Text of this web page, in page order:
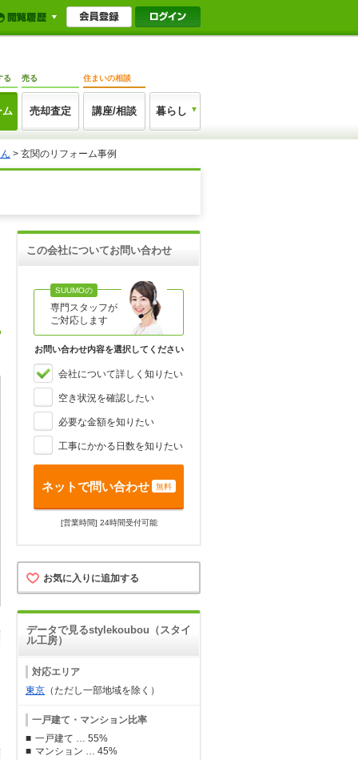
る
ム
売る
売却査定
住まいの相談
講座/相談 暮らし
> 玄関のリフォーム事例
この会社についてお問い合わせ
SUUMOの
専門スタッフが
ご対応します
お問い合わせ内容を選択してください
会社について詳しく知りたい
空き状況を確認したい
必要な金額を知りたい
工事にかかる日数を知りたい
ネットで問い合わせ 無料
[営業時間] 24時間受付可能
お気に入りに追加する
データで見るstylekoubou（スタイ
ル工房）
対応エリア
東京 （ただし一部地域を除く）
一戸建て・マンション比率
一戸建て … 55%
マンション … 45%